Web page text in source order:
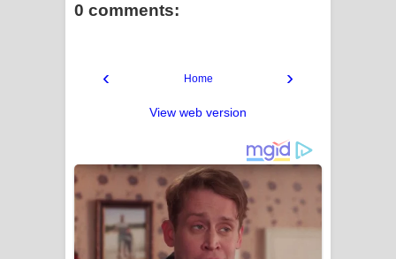
0 comments:
‹ ›
Home
View web version